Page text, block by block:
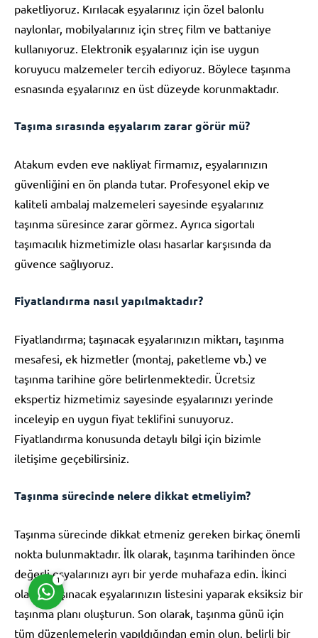
paketliyoruz. Kırılacak eşyalarınız için özel balonlu
naylonlar, mobilyalarınız için streç film ve battaniye
kullanıyoruz. Elektronik eşyalarınız için ise uygun
koruyucu malzemeler tercih ediyoruz. Böylece taşınma
esnasında eşyalarınız en üst düzeyde korunmaktadır.
Taşıma sırasında eşyalarım zarar görür mü?
Atakum evden eve nakliyat firmamız, eşyalarınızın
güvenliğini en ön planda tutar. Profesyonel ekip ve
kaliteli ambalaj malzemeleri sayesinde eşyalarınız
taşınma süresince zarar görmez. Ayrıca sigortalı
taşımacılık hizmetimizle olası hasarlar karşısında da
güvence sağlıyoruz.
Fiyatlandırma nasıl yapılmaktadır?
Fiyatlandırma; taşınacak eşyalarınızın miktarı, taşınma
mesafesi, ek hizmetler (montaj, paketleme vb.) ve
taşınma tarihine göre belirlenmektedir. Ücretsiz
ekspertiz hizmetimiz sayesinde eşyalarınızı yerinde
inceleyip en uygun fiyat teklifini sunuyoruz.
Fiyatlandırma konusunda detaylı bilgi için bizimle
iletişime geçebilirsiniz.
Taşınma sürecinde nelere dikkat etmeliyim?
Taşınma sürecinde dikkat etmeniz gereken birkaç önemli
nokta bulunmaktadır. İlk olarak, taşınma tarihinden önce
değerli eşyalarınızı ayrı bir yerde muhafaza edin. İkinci
olarak, taşınacak eşyalarınızın listesini yaparak eksiksiz bir
taşınma planı oluşturun. Son olarak, taşınma günü için
tüm düzenlemelerin yapıldığından emin olun, belirli bir
Müşteri Temsilcisi
Cevap Yaz
1